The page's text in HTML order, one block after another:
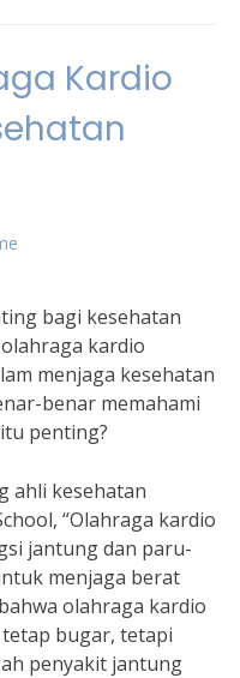
Kardio
bagi kesehatan
kardio
menjaga kesehatan
benar memahami
penting?
ahli kesehatan
“Olahraga kardio
jantung dan paru-
menjaga berat
olahraga kardio
bugar, tetapi
penyakit jantung